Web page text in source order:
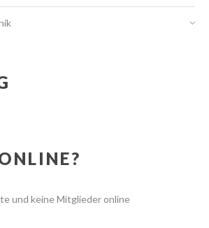
und keine Mitglieder online